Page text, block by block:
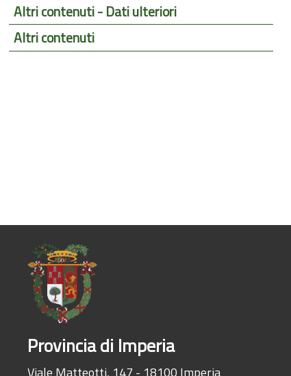
Altri contenuti - Dati ulteriori
Altri contenuti
Provincia di Imperia